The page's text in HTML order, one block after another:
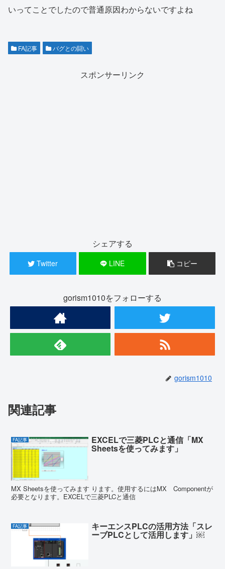
いってことでしたので普通原因わからないですよね
FA記事 バグとの闘い
スポンサーリンク
シェアする
Twitter LINE コピー
gorism1010をフォローする
gorism1010
関連記事
FA記事 EXCELで三菱PLCと通信「MX
Sheetsを使ってみます」
MX Sheetsを使ってみます ります。使用するにはMX Componentが
必要となります。EXCELで三菱PLCと通信
FA記事 キーエンスPLCの活用方法「スレ
ーブPLCとして活用します」￼